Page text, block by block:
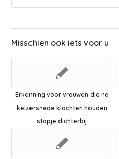
Misschien ook iets voor u
Erkenning voor vrouwen die na
keizersnede klachten houden
stapje dichterbij